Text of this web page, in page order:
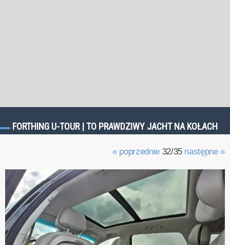
FORTHING U-TOUR | TO PRAWDZIWY JACHT NA KOŁACH
« poprzednie32/35 następne »